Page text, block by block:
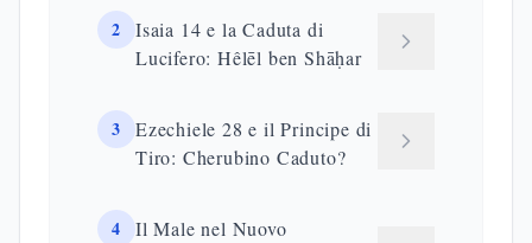
2
Isaia 14 e la Caduta di
Lucifero: Hêlēl ben Shāḥar
3
Ezechiele 28 e il Principe di
Tiro: Cherubino Caduto?
4
Il Male nel Nuovo